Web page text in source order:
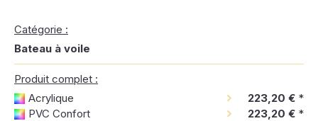
Catégorie :
Bateau à voile
Produit complet :
Acrylique
223,20 € *
PVC Confort
223,20 € *